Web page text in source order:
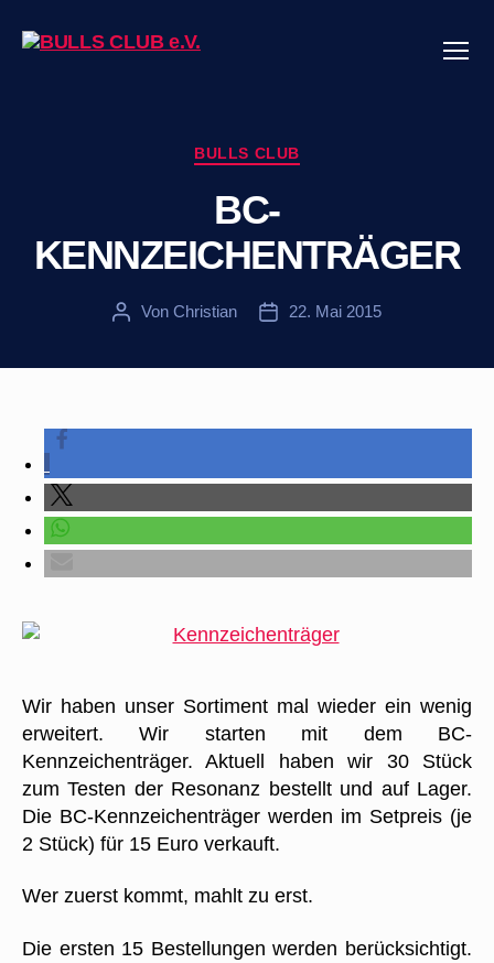
Kategorien
BULLS CLUB
BC-
KENNZEICHENTRÄGER
Beitragsautor
Von Christian Veröffentlichungsdatum
22. Mai 2015
Wir haben unser Sortiment mal wieder ein wenig
erweitert. Wir starten mit dem BC-
Kennzeichenträger. Aktuell haben wir 30 Stück
zum Testen der Resonanz bestellt und auf Lager.
Die BC-Kennzeichenträger werden im Setpreis (je
2 Stück) für 15 Euro verkauft.
Wer zuerst kommt, mahlt zu erst.
Die ersten 15 Bestellungen werden berücksichtigt.